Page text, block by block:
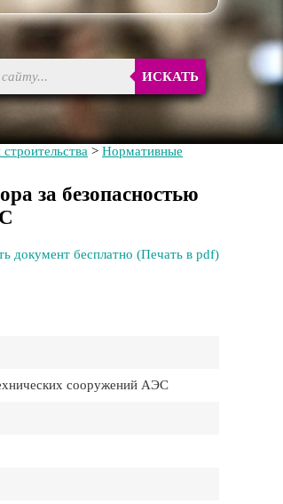
ИСКАТЬ
> Нормативные
за безопасностью
документ бесплатно (Печать в pdf)
сооружений АЭС